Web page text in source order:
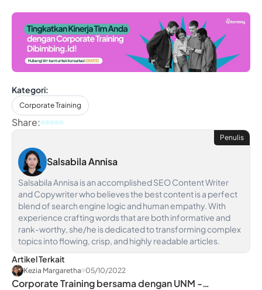
Kategori:
Corporate Training
Share:
Penulis
Salsabila Annisa
Salsabila Annisa is an accomplished SEO Content Writer
and Copywriter who believes the best content is a perfect
blend of search engine logic and human empathy. With
experience crafting words that are both informative and
rank-worthy, she/he is dedicated to transforming complex
topics into flowing, crisp, and highly readable articles.
Artikel Terkait
Kezia Margaretha 05/10/2022
Corporate Training bersama dengan UNM -